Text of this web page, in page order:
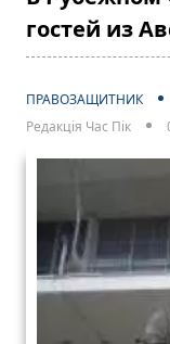
гостей из
ПРАВОЗАЩИТНИК
Редакція Час Пік